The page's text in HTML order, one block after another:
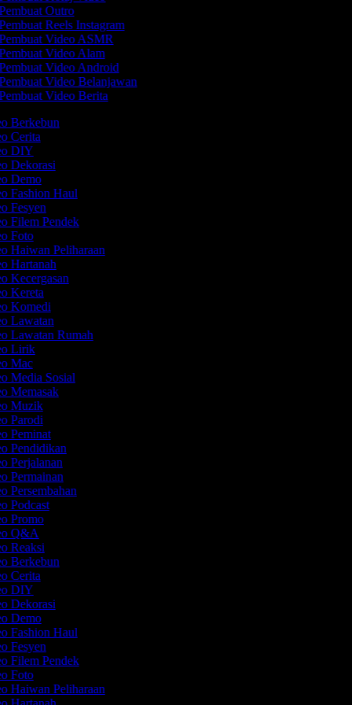
Outro
Reels Instagram
Video ASMR
Video Alam
Video Android
Video Belanjawan
Video Berita
Berkebun
Cerita
DIY
Dekorasi
Demo
Fashion Haul
Fesyen
Filem Pendek
Foto
Haiwan Peliharaan
Hartanah
Kecergasan
Kereta
Komedi
Lawatan
Lawatan Rumah
Lirik
Mac
Media Sosial
Memasak
Muzik
Parodi
Peminat
Pendidikan
Perjalanan
Permainan
Persembahan
Podcast
Promo
Q&A
Reaksi
Berkebun
Cerita
DIY
Dekorasi
Demo
Fashion Haul
Fesyen
Filem Pendek
Foto
Haiwan Peliharaan